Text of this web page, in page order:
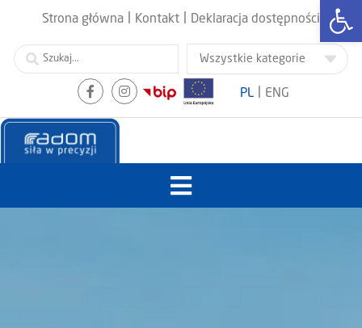
Strona główna Kontakt Deklaracja dostępności
PL ENG